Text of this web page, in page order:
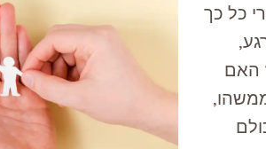
כל כך
האם